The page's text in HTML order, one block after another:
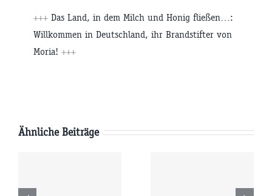
+++ Das Land, in dem Milch und Honig fließen…:
Willkommen in Deutschland, ihr Brandstifter von
Moria! +++
Ähnliche Beiträge
Donnerstag